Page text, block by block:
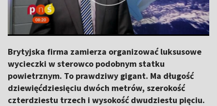
Brytyjska firma zamierza organizować luksusowe
wycieczki w sterowco podobnym statku
powietrznym. To prawdziwy gigant. Ma długość
dziewięćdziesięciu dwóch metrów, szerokość
czterdziestu trzech i wysokość dwudziestu pięciu.